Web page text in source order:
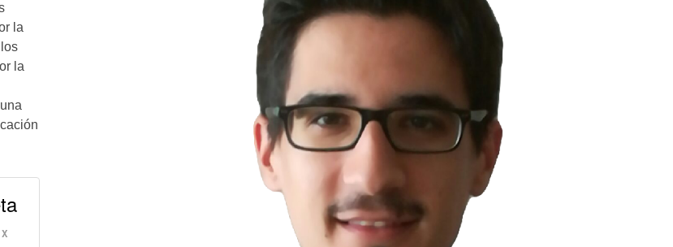
la
la